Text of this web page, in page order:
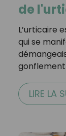
de
L’urticaire
qui se
gonflement
LIRE LA